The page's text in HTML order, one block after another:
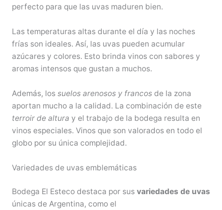
perfecto para que las uvas maduren bien.
Las temperaturas altas durante el día y las noches
frías son ideales. Así, las uvas pueden acumular
azúcares y colores. Esto brinda vinos con sabores y
aromas intensos que gustan a muchos.
Además, los suelos arenosos y francosde la zona
aportan mucho a la calidad. La combinación de este
terroir de altura y el trabajo de la bodega resulta en
vinos especiales. Vinos que son valorados en todo el
globo por su única complejidad.
Variedades de uvas emblemáticas
Bodega El Esteco destaca por sus variedades de uvas
únicas de Argentina, como el